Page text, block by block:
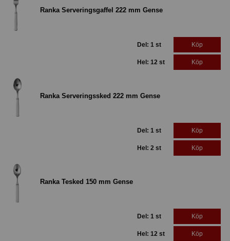
Ranka Serveringsgaffel 222 mm Gense
Del: 1 st Köp
Hel: 12 st Köp
Ranka Serveringssked 222 mm Gense
Del: 1 st Köp
Hel: 2 st Köp
Ranka Tesked 150 mm Gense
Del: 1 st Köp
Hel: 12 st Köp